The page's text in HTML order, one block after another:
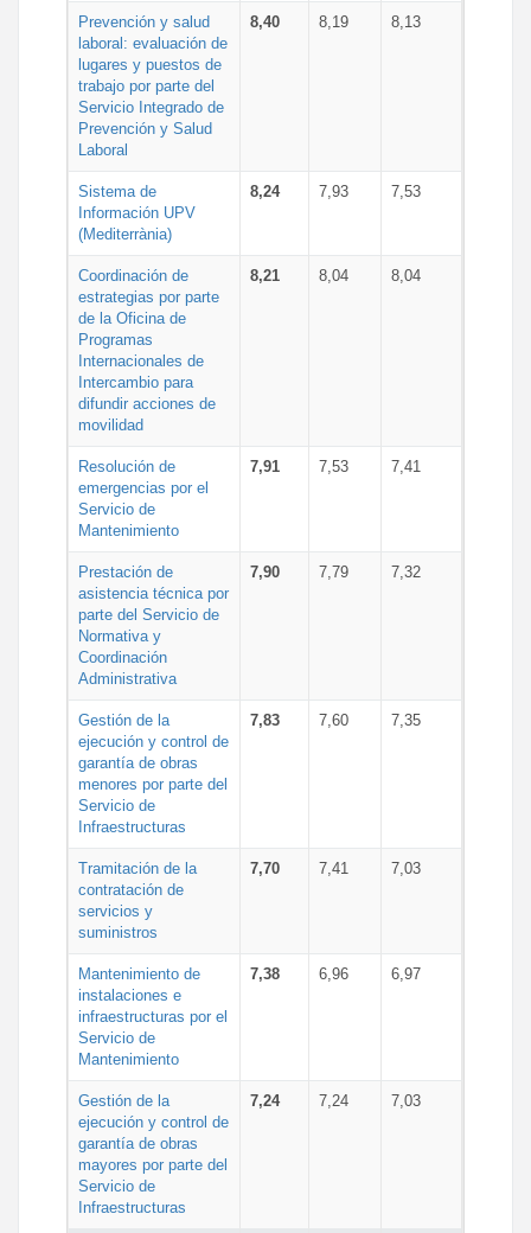
Prevención y salud
laboral: evaluación de
lugares y puestos de
trabajo por parte del
Servicio Integrado de
Prevención y Salud
Laboral
8,40 8,19 8,13
Sistema de
Información UPV
(Mediterrània)
8,24 7,93 7,53
Coordinación de
estrategias por parte
de la Oficina de
Programas
Internacionales de
Intercambio para
difundir acciones de
movilidad
8,21 8,04 8,04
Resolución de
emergencias por el
Servicio de
Mantenimiento
7,91 7,53 7,41
Prestación de
asistencia técnica por
parte del Servicio de
Normativa y
Coordinación
Administrativa
7,90 7,79 7,32
Gestión de la
ejecución y control de
garantía de obras
menores por parte del
Servicio de
Infraestructuras
7,83 7,60 7,35
Tramitación de la
contratación de
servicios y
suministros
7,70 7,41 7,03
Mantenimiento de
instalaciones e
infraestructuras por el
Servicio de
Mantenimiento
7,38 6,96 6,97
Gestión de la
ejecución y control de
garantía de obras
mayores por parte del
Servicio de
Infraestructuras
7,24 7,24 7,03